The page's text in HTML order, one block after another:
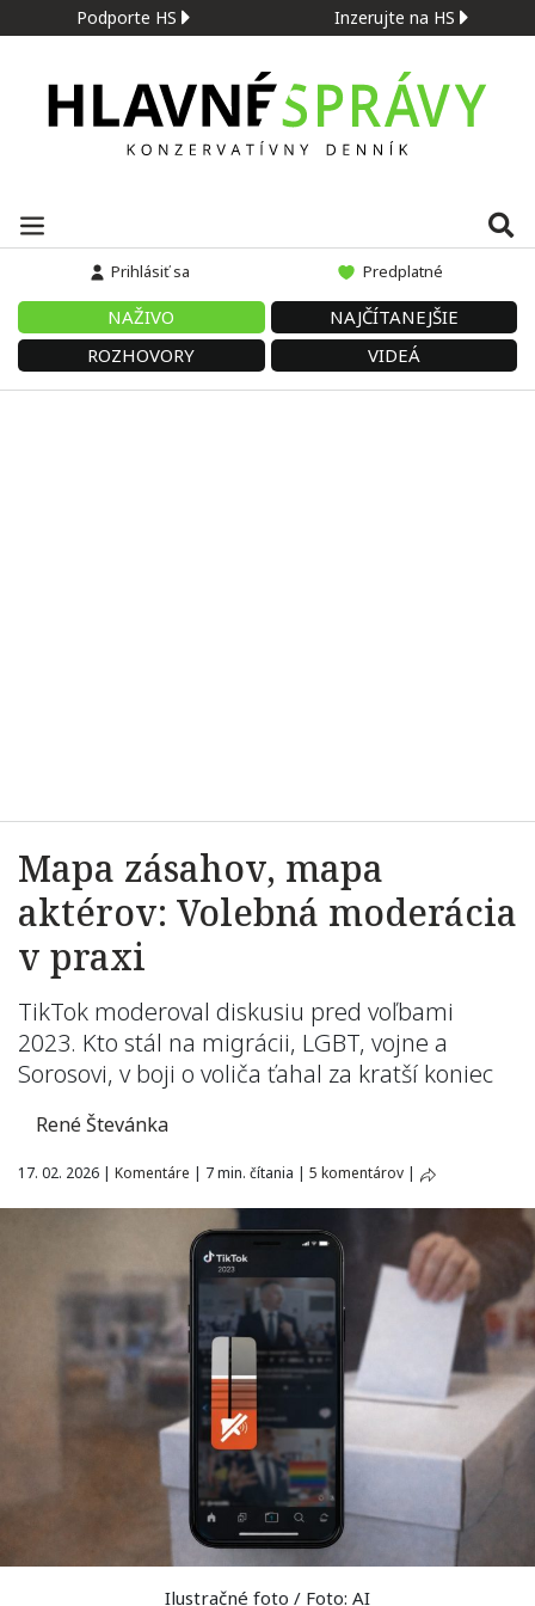
Podporte HS Inzerujte na HS
Prihlásiť sa Predplatné
NAŽIVO
NAJČÍTANEJŠIE
ROZHOVORY
VIDEÁ
Mapa zásahov, mapa
aktérov: Volebná moderácia
v praxi
TikTok moderoval diskusiu pred voľbami
2023. Kto stál na migrácii, LGBT, vojne a
Sorosovi, v boji o voliča ťahal za kratší koniec
René Števánka
17. 02. 2026 | Komentáre | 7 min. čítania | 5 komentárov |
Ilustračné foto / Foto: AI